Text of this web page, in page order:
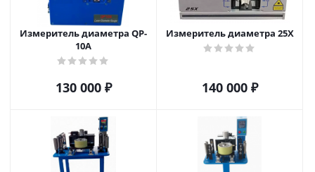
Измеритель диаметра QP-
10A
130 000₽
Измеритель диаметра 25X
140 000₽